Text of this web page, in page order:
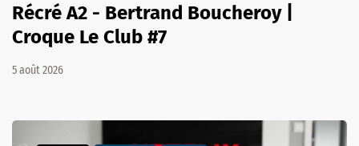
Récré A2 - Bertrand Boucheroy |
Croque Le Club #7
5 août 2026